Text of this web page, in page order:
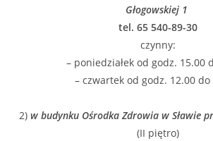
Głogowskiej 1
tel. 65 540-89-30
czynny:
– poniedziałek od godz. 15.00
– czwartek od godz. 12.00 do
2) w budynku Ośrodka Zdrowia w Sławie
(II piętro)